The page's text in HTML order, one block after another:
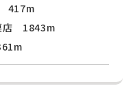
417m
店 1843m